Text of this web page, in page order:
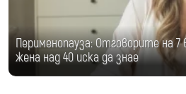
Перименопауза: Отговорите на 7
жена над 40 иска да знае